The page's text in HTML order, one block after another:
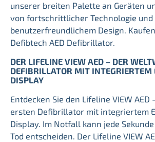
unserer breiten Palette an Geräten
von fortschrittlicher Technologie und
benutzerfreundlichem Design.
Defibtech AED Defibrillator.
DER LIFELINE VIEW AED – DER
DEFIBRILLATOR MIT INTEGRIERTEM
DISPLAY
Entdecken Sie den Lifeline VIEW
ersten Defibrillator mit integriertem
Display. Im Notfall kann jede
Tod entscheiden. Der Lifeline VIEW